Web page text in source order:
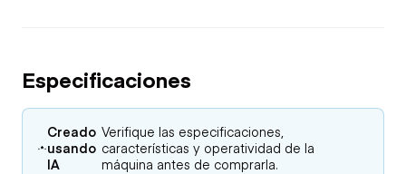
Especificaciones
Creado
usando
IA
Verifique las especificaciones,
características y operatividad de la
máquina antes de comprarla.